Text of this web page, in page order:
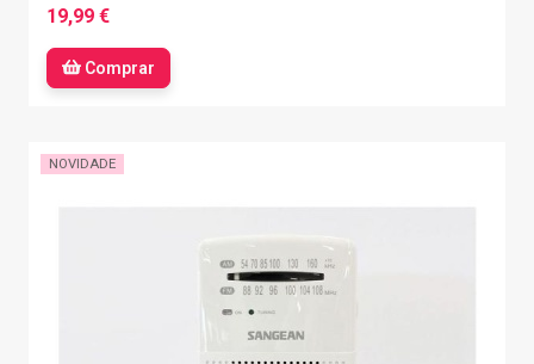
19,99 €
Comprar
NOVIDADE